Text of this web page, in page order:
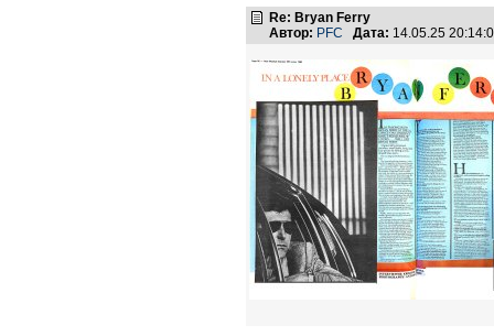
Re: Bryan Ferry
Автор: PFC Дата: 14.05.25